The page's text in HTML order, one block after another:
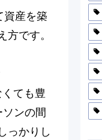
資産を築
です。
ても豊
ンの間
っかりし